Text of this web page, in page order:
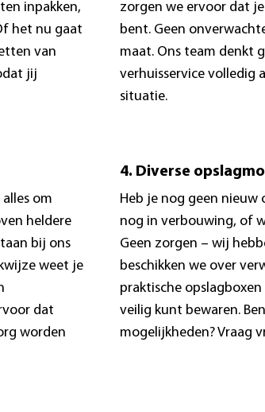
inpakken,
het nu gaat
van
jij
zorgen we ervoor dat
bent. Geen
maat. Ons team denkt
verhuisservice volledig
situatie.
om
heldere
bij ons
weet je
dat
worden
4. Diverse
Heb je nog geen nieuw
nog in verbouwing, of
Geen zorgen – wij
beschikken we over
praktische
veilig kunt bewaren.
mogelijkheden? Vraag